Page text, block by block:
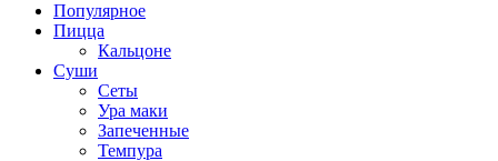
Популярное
Пицца
Кальцоне
Суши
Сеты
Ура маки
Запеченные
Темпура